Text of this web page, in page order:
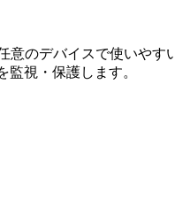
のデバイスで使いや
視・保護します。